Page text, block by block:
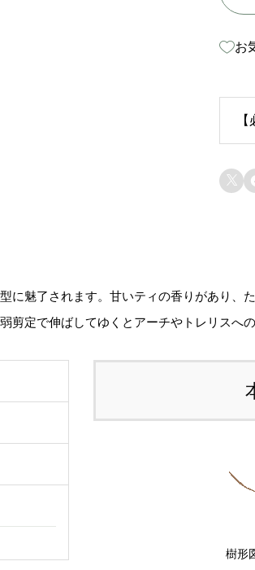
お

に魅了されます。甘いティの香りがあり、
定で伸ばしてゆくとアーチやトレリスへ
樹形